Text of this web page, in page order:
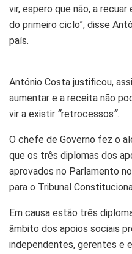
vir, espero que não, a
do primeiro ciclo”, disse
país.
António Costa justificou,
aumentar e a receita não
vir a existir “retrocessos“.
O chefe de Governo fez o
que os três diplomas dos
aprovados no Parlamento
para o Tribunal
Em causa estão três
âmbito dos apoios sociais
independentes, gerentes e